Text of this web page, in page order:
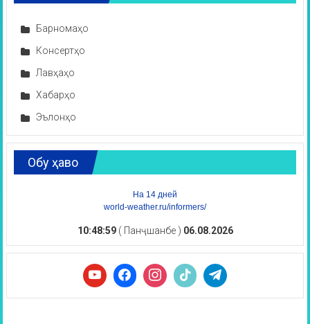
Барномаҳо
Консертҳо
Лавҳаҳо
Хабарҳо
Эълонҳо
Обу ҳаво
На 14 дней
world-weather.ru/informers/
10:49:00( Панҷшанбе ) 06.08.2026